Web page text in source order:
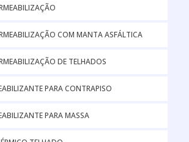
COM MANTA ASFÁLTICA
DE TELHADOS
PARA CONTRAPISO
PARA MASSA